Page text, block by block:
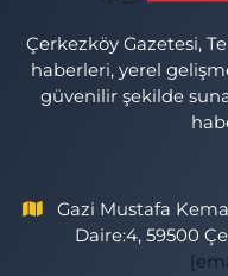
Çerkezköy Gazetesi,
haberleri, yerel
güvenilir şekilde
Gazi Mustafa
Daire:4, 59500